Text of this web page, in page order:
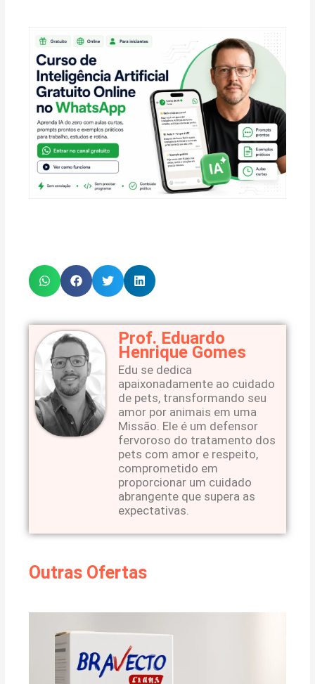
Prof. Eduardo
Henrique Gomes
Edu se dedica
apaixonadamente ao cuidado
de pets, transformando seu
amor por animais em uma
Missão. Ele é um defensor
fervoroso do tratamento dos
pets com amor e respeito,
comprometido em
proporcionar um cuidado
abrangente que supera as
expectativas.
Outras Ofertas